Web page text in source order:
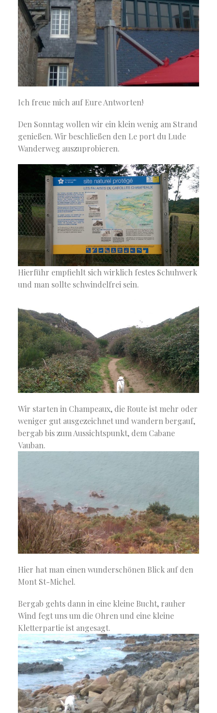
Ich freue mich auf Eure Antworten!
Den Sonntag wollen wir ein klein wenig am Strand
genießen. Wir beschließen den Le port du Lude
Wanderweg auszuprobieren.
Hierführ empfiehlt sich wirklich festes Schuhwerk
und man sollte schwindelfrei sein.
Wir starten in Champeaux, die Route ist mehr oder
weniger gut ausgezeichnet und wandern bergauf,
bergab bis zum Aussichtspunkt, dem Cabane
Vauban.
Hier hat man einen wunderschönen Blick auf den
Mont St-Michel.
Bergab gehts dann in eine kleine Bucht, rauher
Wind fegt uns um die Ohren und eine kleine
Kletterpartie ist angesagt.